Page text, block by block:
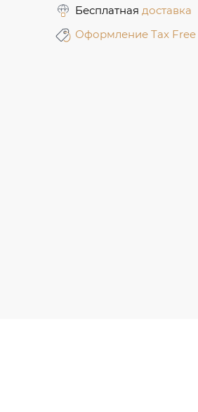
Бесплатная доставка
Оформление Tax Free